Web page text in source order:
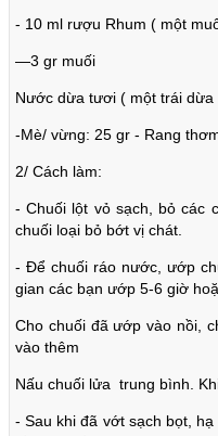
- 10 ml rượu Rhum ( một
—3 gr muối
Nước dừa tươi ( một trái
-Mè/ vừng: 25 gr - Rang
2/ Cách làm:
- Chuối lột vỏ sạch, bỏ các
chuối loại bỏ bớt vị chát.
- Để chuối ráo nước, ướp
gian các bạn ướp 5-6 giờ
Cho chuối đã ướp vào nồi,
vào thêm
Nấu chuối lửa trung bình.
- Sau khi đã vớt sạch bọt,